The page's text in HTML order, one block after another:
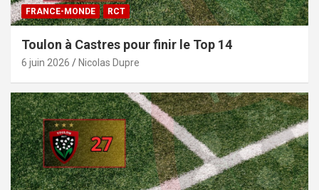
FRANCE-MONDE RCT
Toulon à Castres pour finir le Top 14
6 juin 2026 Nicolas Dupre